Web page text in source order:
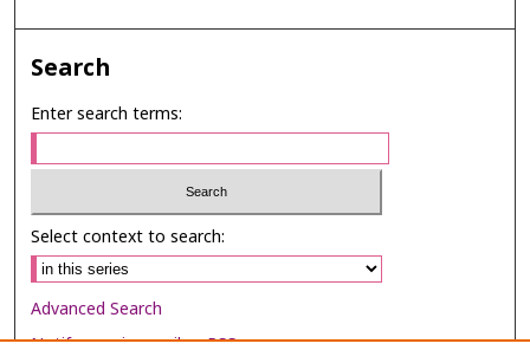
Search
Enter search terms:
Select context to search:
Advanced Search
Notify me via email orRSS